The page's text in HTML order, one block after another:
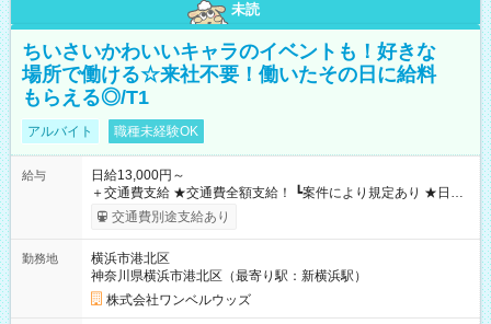
未読
ちいさいかわいいキャラのイベントも！好きな
場所で働ける☆来社不要！働いたその日に給料
もらえる◎/T1
アルバイト 職種未経験OK
給与
日給13,000円～
＋交通費支給 ★交通費全額支給！ ┗案件により規定あり ★日払
いOK！（規定あり） ┗働いたその日に現金GET♪ お仕事後はコ
ンビニATMから 日払い分を引き落とせます！ 【試用期間】試
交通費別途支給あり
勤務地
横浜市港北区
神奈川県横浜市港北区（最寄り駅：新横浜駅）
株式会社ワンベルウッズ